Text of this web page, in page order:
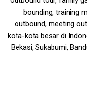
bounding, training
outbound, meeting
kota-kota besar di
Bekasi, Sukabumi,